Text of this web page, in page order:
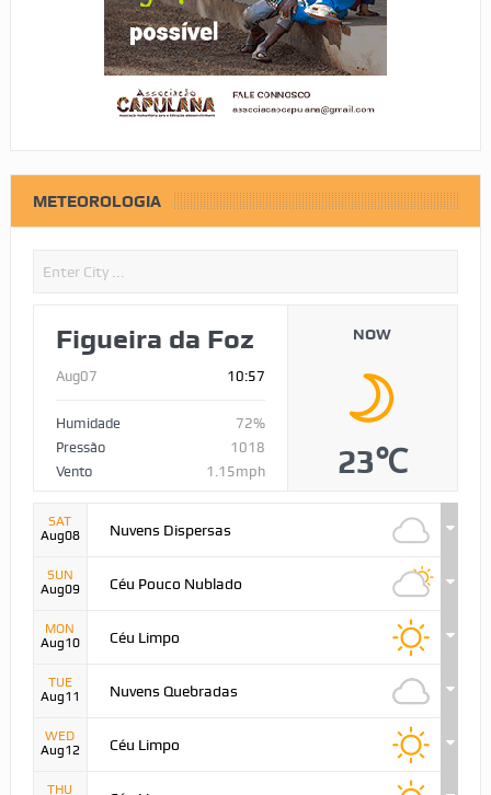
METEOROLOGIA
Figueira da Foz
Aug07 10:57
Humidade
72%
Pressão
1018
Vento
1.15mph
NOW
23℃
SAT
Aug08
Nuvens Dispersas
SUN
Aug09
Céu Pouco Nublado
MON
Aug10
Céu Limpo
TUE
Aug11
Nuvens Quebradas
WED
Aug12
Céu Limpo
THU